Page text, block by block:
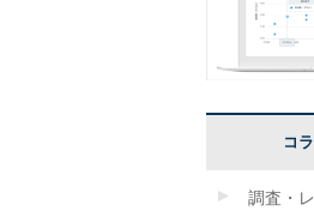
コ
調査・